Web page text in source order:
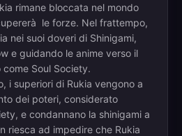
rimane bloccata nel mondo
le forze. Nel frattempo,
nei suoi doveri di Shinigami,
e guidando le anime verso il
Soul Society.
i superiori di Rukia vengono a
dei poteri, considerato
e condannano la shinigami a
riesca ad impedire che Rukia